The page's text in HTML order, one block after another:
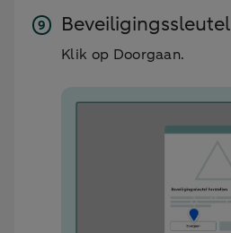
Klik op Doorgaan.